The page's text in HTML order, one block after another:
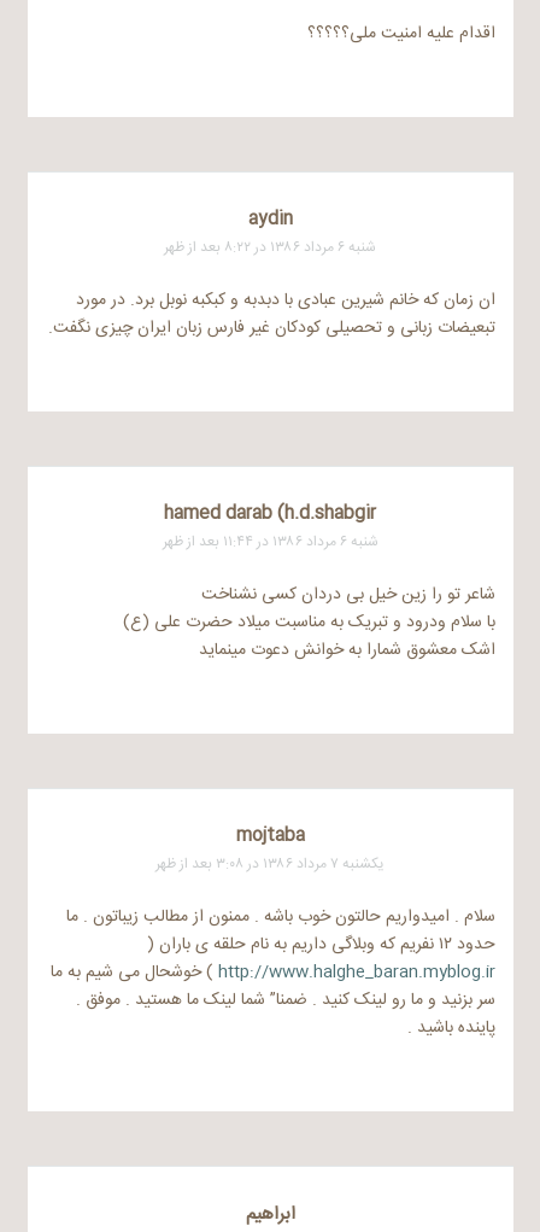
اقدام علیه امنیت ملی؟؟؟؟؟
aydin
شنبه ۶ مرداد ۱۳۸۶ در ۸:۲۲ بعد از ظهر
ان زمان که خانم شیرین عبادی با دبدبه و کبکبه نوبل برد. در مورد
تبعیضات زبانی و تحصیلی کودکان غیر فارس زبان ایران چیزی نگفت.
hamed darab (h.d.shabgir
شنبه ۶ مرداد ۱۳۸۶ در ۱۱:۴۴ بعد از ظهر
شاعر تو را زین خیل بی دردان کسی نشناخت
با سلام ودرود و تبریک به مناسبت میلاد حضرت علی (ع)
اشک معشوق شمارا به خوانش دعوت مینماید
mojtaba
یکشنبه ۷ مرداد ۱۳۸۶ در ۳:۰۸ بعد از ظهر
سلام . امیدواریم حالتون خوب باشه . ممنون از مطالب زیباتون . ما
حدود ۱۲ نفریم که وبلاگی داریم به نام حلقه ی باران (
http://www.halghe_baran.myblog.ir ) خوشحال می شیم به ما
سر بزنید و ما رو لینک کنید . ضمنا” شما لینک ما هستید . موفق .
پاینده باشید .
ابراهیم